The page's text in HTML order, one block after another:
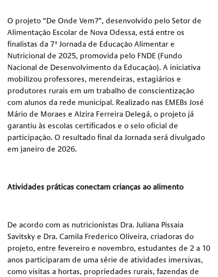
O projeto “De Onde Vem?”, desenvolvido pelo Setor de
Alimentação Escolar de Nova Odessa, está entre os
finalistas da 7ª Jornada de Educação Alimentar e
Nutricional de 2025, promovida pelo FNDE (Fundo
Nacional de Desenvolvimento da Educação). A iniciativa
mobilizou professores, merendeiras, estagiários e
produtores rurais em um trabalho de conscientização
com alunos da rede municipal. Realizado nas EMEBs José
Mário de Moraes e Alzira Ferreira Delegá, o projeto já
garantiu às escolas certificados e o selo oficial de
participação. O resultado final da Jornada será divulgado
em janeiro de 2026.
Atividades práticas conectam crianças ao alimento
De acordo com as nutricionistas Dra. Juliana Pissaia
Savitsky e Dra. Camila Frederico Oliveira, criadoras do
projeto, entre fevereiro e novembro, estudantes de 2 a 10
anos participaram de uma série de atividades imersivas,
como visitas a hortas, propriedades rurais, fazendas de